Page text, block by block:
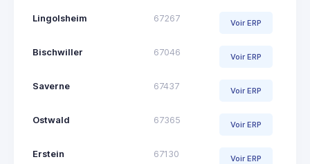
Lingolsheim 67267 Voir ERP
Bischwiller 67046 Voir ERP
Saverne 67437 Voir ERP
Ostwald 67365 Voir ERP
Erstein 67130 Voir ERP